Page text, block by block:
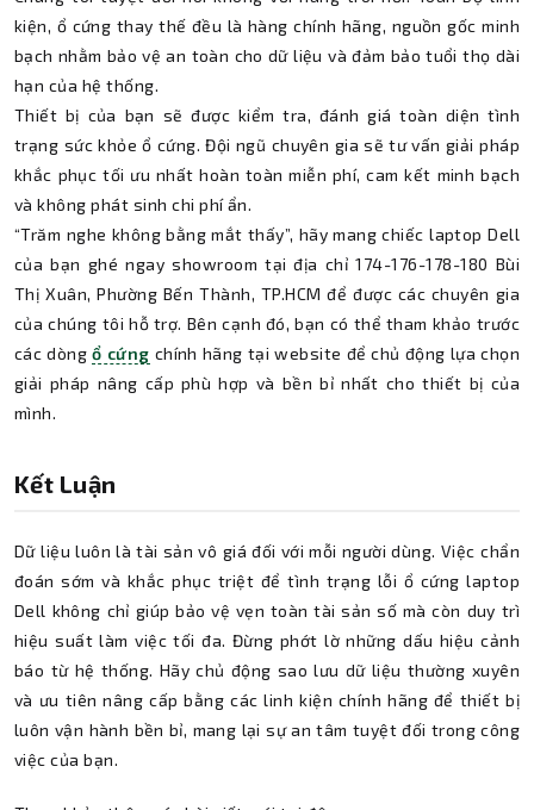
kiện, ổ cứng thay thế đều là hàng chính hãng, nguồn gốc minh
bạch nhằm bảo vệ an toàn cho dữ liệu và đảm bảo tuổi thọ dài
hạn của hệ thống.
Thiết bị của bạn sẽ được kiểm tra, đánh giá toàn diện tình
trạng sức khỏe ổ cứng. Đội ngũ chuyên gia sẽ tư vấn giải pháp
khắc phục tối ưu nhất hoàn toàn miễn phí, cam kết minh bạch
và không phát sinh chi phí ẩn.
“Trăm nghe không bằng mắt thấy”, hãy mang chiếc laptop Dell
của bạn ghé ngay showroom tại địa chỉ 174-176-178-180 Bùi
Thị Xuân, Phường Bến Thành, TP.HCM để được các chuyên gia
của chúng tôi hỗ trợ. Bên cạnh đó, bạn có thể tham khảo trước
các dòngổ cứng chính hãng tại website để chủ động lựa chọn
giải pháp nâng cấp phù hợp và bền bỉ nhất cho thiết bị của
mình.
Kết Luận
Dữ liệu luôn là tài sản vô giá đối với mỗi người dùng. Việc chẩn
đoán sớm và khắc phục triệt để tình trạng lỗi ổ cứng laptop
Dell không chỉ giúp bảo vệ vẹn toàn tài sản số mà còn duy trì
hiệu suất làm việc tối đa. Đừng phớt lờ những dấu hiệu cảnh
báo từ hệ thống. Hãy chủ động sao lưu dữ liệu thường xuyên
và ưu tiên nâng cấp bằng các linh kiện chính hãng để thiết bị
luôn vận hành bền bỉ, mang lại sự an tâm tuyệt đối trong công
việc của bạn.